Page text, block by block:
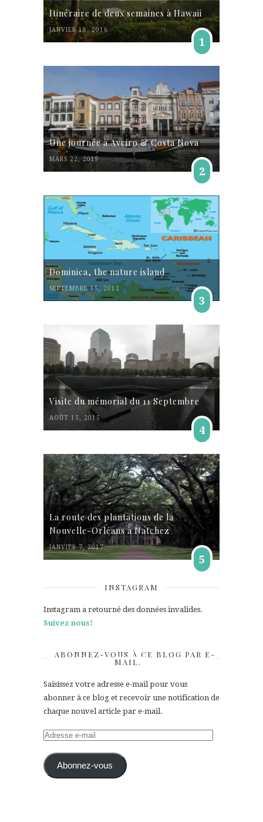
Itinéraire de deux semaines à Hawaii
JANVIER 18, 2016
1
Une journée à Aveiro & Costa Nova
MARS 22, 2019
2
Dominica, the nature island
SEPTEMBRE 15, 2012
3
Visite du mémorial du 11 Septembre
AOÛT 15, 2015
4
La route des plantations de la
Nouvelle-Orléans à Natchez
JANVIER 7, 2017
5
INSTAGRAM
Instagram a retourné des données invalides.
Suivez nous!
ABONNEZ-VOUS À CE BLOG PAR E-
MAIL.
Saisissez votre adresse e-mail pour vous
abonner à ce blog et recevoir une notification de
chaque nouvel article par e-mail.
Adresse
mail Abonnez-vous